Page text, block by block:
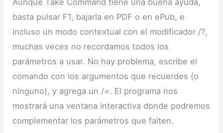
Aunque Take Command tiene una buena ayuda,
basta pulsar F1, bajarla en PDF o en ePub, e
incluso un modo contextual con el modificador /?,
muchas veces no recordamos todos los
parámetros a usar. No hay problema, escribe el
comando con los argumentos que recuerdes (o
ninguno), y agrega un /=. El programa nos
mostrará una ventana interactiva donde podremos
complementar los parámetros que falten.